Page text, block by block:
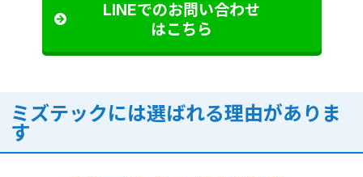
LINEでのお問い合わせ
はこちら
ミズテックには選ばれる理由がありま
す